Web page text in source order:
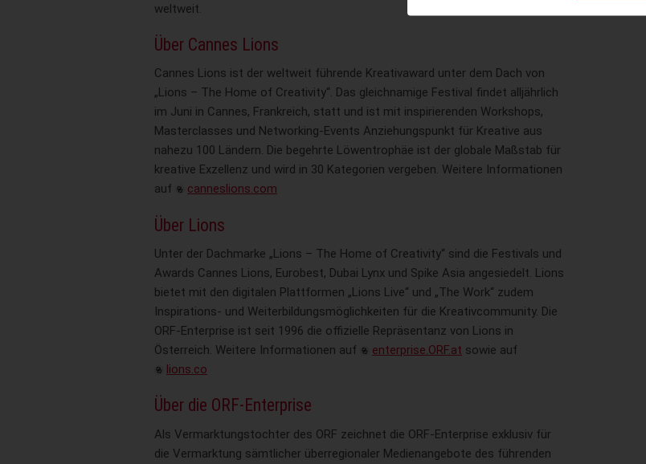
weltweit.
Über Cannes Lions
Cannes Lions ist der weltweit führende Kreativaward unter dem Dach von
„Lions – The Home of Creativity“. Das gleichnamige Festival findet alljährlich
im Juni in Cannes, Frankreich, statt und ist mit inspirierenden Workshops,
Masterclasses und Networking-Events Anziehungspunkt für Kreative aus
nahezu 100 Ländern. Die begehrte Löwentrophäe ist der globale Maßstab für
kreative Exzellenz und wird in 30 Kategorien vergeben. Weitere Informationen
auf
canneslions.com
Über Lions
Unter der Dachmarke „Lions – The Home of Creativity“ sind die Festivals und
Awards Cannes Lions, Eurobest, Dubai Lynx und Spike Asia angesiedelt. Lions
bietet mit den digitalen Plattformen „Lions Live“ und „The Work“ zudem
Inspirations- und Weiterbildungsmöglichkeiten für die Kreativcommunity. Die
ORF-Enterprise ist seit 1996 die offizielle Repräsentanz von Lions in
Österreich. Weitere Informationen auf
enterprise.ORF.at sowie auf
lions.co
Über die ORF-Enterprise
Als Vermarktungstochter des ORF zeichnet die ORF-Enterprise exklusiv für
die Vermarktung sämtlicher überregionaler Medienangebote des führenden